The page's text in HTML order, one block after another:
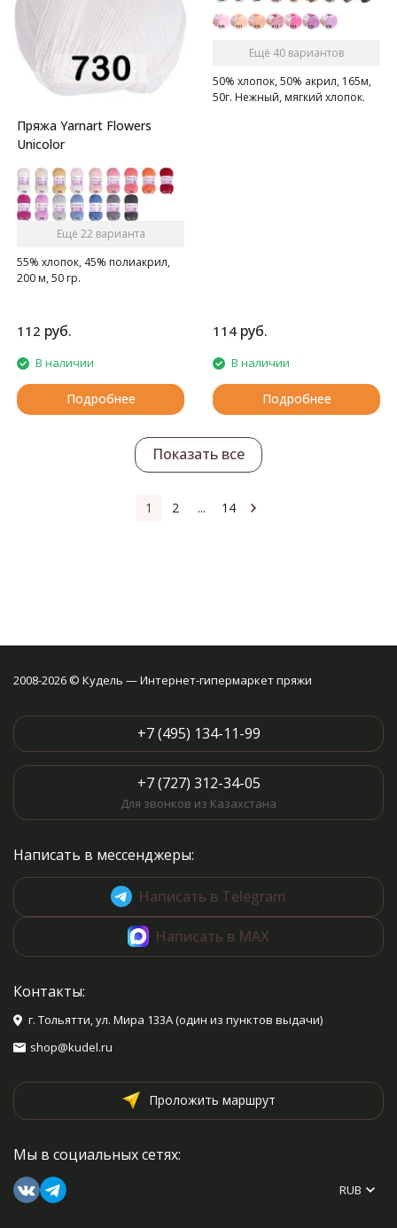
Пряжа Yarnart Flowers
Unicolor
Ещё 22 варианта
55% хлопок, 45% полиакрил,
200 м, 50 гр.
112 руб.
В наличии
Подробнее
Ещё 40 вариантов
50% хлопок, 50% акрил, 165м,
50г. Нежный, мягкий хлопок.
114 руб.
В наличии
Подробнее
Показать все
1 2 ... 14
2008-2026 © Кудель — Интернет-гипермаркет пряжи
+7 (495) 134-11-99
+7 (727) 312-34-05
Для звонков из Казахстана
Написать в мессенджеры:
Написать в Telegram
Написать в MAX
Контакты:
г. Тольятти, ул. Мира 133А (один из пунктов выдачи)
shop@kudel.ru
Проложить маршрут
Мы в социальных сетях:
RUB